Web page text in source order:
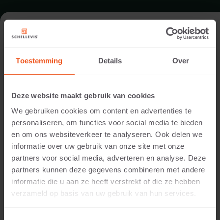
Toestemming Details Over
Deze website maakt gebruik van cookies
We gebruiken cookies om content en advertenties te
personaliseren, om functies voor social media te bieden
en om ons websiteverkeer te analyseren. Ook delen we
informatie over uw gebruik van onze site met onze
partners voor social media, adverteren en analyse. Deze
partners kunnen deze gegevens combineren met andere
informatie die u aan ze heeft verstrekt of die ze hebben
verzameld op basis van uw gebruik van hun services.
TERRASSE IN SCHIJNDEL
Architekt:
Ausführung:
HOLLANDIA Groengroep
Standort:
Schijndel
Anwendung:
Terrasse
Fotografie:
Cees Rijnen
Produkte: